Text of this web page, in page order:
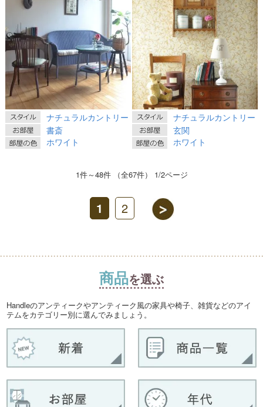
ナチュラルカントリー
書斎
ホワイト
ナチュラルカントリー
玄関
ホワイト
1件～48件 （全67件） 1/2ページ
1 2
商品を選ぶ
Handleのアンティークやアンティーク風の家具や椅子、雑貨などのアイ
テムをカテゴリー別に選んでみましょう。